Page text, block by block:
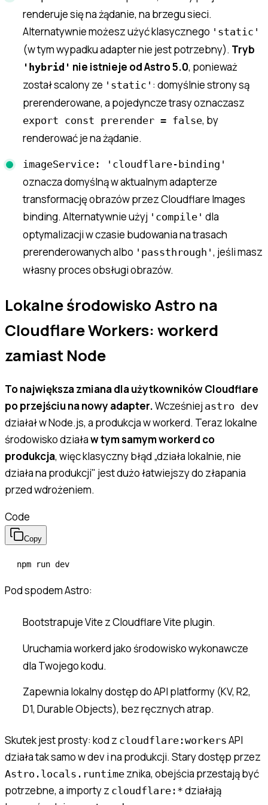
renderuje się na żądanie, na brzegu sieci.
Alternatywnie możesz użyć klasycznego 'static'
(w tym wypadku adapter nie jest potrzebny). Tryb
'hybrid' nie istnieje od Astro 5.0, ponieważ
został scalony ze 'static' : domyślnie strony są
prerenderowane, a pojedyncze trasy oznaczasz
export const prerender = false, by
renderować je na żądanie.
imageService: 'cloudflare-binding'
oznacza domyślną w aktualnym adapterze
transformację obrazów przez Cloudflare Images
binding. Alternatywnie użyj 'compile' dla
optymalizacji w czasie budowania na trasach
prerenderowanych albo 'passthrough', jeśli masz
własny proces obsługi obrazów.
Lokalne środowisko Astro na
Cloudflare Workers: workerd
zamiast Node
To największa zmiana dla użytkowników Cloudflare
po przejściu na nowy adapter.Wcześniej astro dev
działał w Node.js, a produkcja w workerd. Teraz lokalne
środowisko działaw tym samym workerd co
produkcja, więc klasyczny błąd „działa lokalnie, nie
działa na produkcji" jest dużo łatwiejszy do złapania
przed wdrożeniem.
Code
Copy
npm run dev
Pod spodem Astro:
Bootstrapuje Vite z Cloudflare Vite plugin.
Uruchamia workerd jako środowisko wykonawcze
dla Twojego kodu.
Zapewnia lokalny dostęp do API platformy (KV, R2,
D1, Durable Objects), bez ręcznych atrap.
Skutek jest prosty: kod z cloudflare:workers API
działa tak samo w dev i na produkcji. Stary dostęp przez
Astro.locals.runtime znika, obejścia przestają być
potrzebne, a importy z cloudflare:* działają